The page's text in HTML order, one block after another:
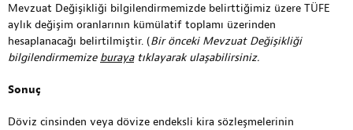
Mevzuat Değişikliği bilgilendirmemizde belirttiğimiz üzere TÜFE
aylık değişim oranlarının kümülatif toplamı üzerinden
hesaplanacağı belirtilmiştir. (Bir önceki Mevzuat Değişikliği
bilgilendirmemize burayatıklayarak ulaşabilirsiniz.
Sonuç
Döviz cinsinden veya dövize endeksli kira sözleşmelerinin